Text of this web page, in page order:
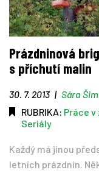
Prázdninová
s příchutí malin
30. 7. 2013 | Sára
RUBRIKA: Práce
Seriály
Každý má jinou
letních prázdnin.